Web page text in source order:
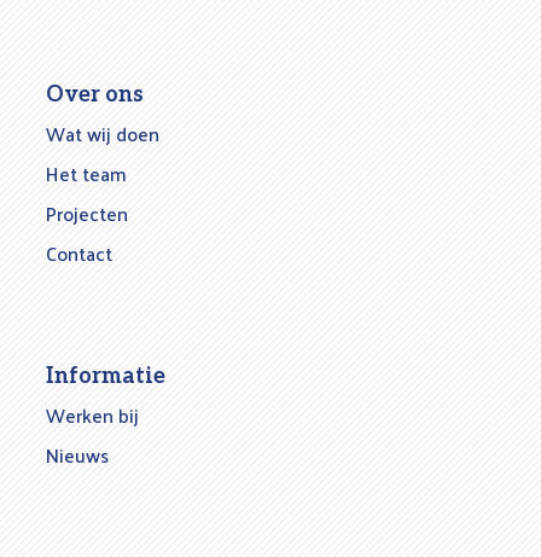
Over ons
Wat wij doen
Het team
Projecten
Contact
Informatie
Werken bij
Nieuws